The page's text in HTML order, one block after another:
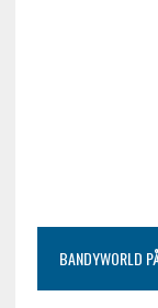
BANDYWORLD